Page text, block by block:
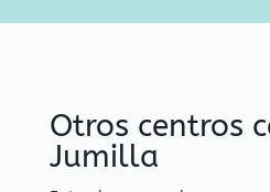
Otros centros
Jumilla